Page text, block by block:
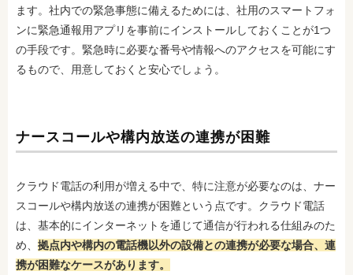
ます。社内での緊急事態に備えるためには、社用のスマートフォ
ンに緊急通報用アプリを事前にインストールしておくことが1つ
の手段です。緊急時に必要な番号や情報へのアクセスを可能にす
るもので、用意しておくと安心でしょう。
ナースコールや構内放送の連携が困難
クラウド電話の利用が増える中で、特に注意が必要なのは、ナー
スコールや構内放送の連携が困難という点です。クラウド電話
は、基本的にインターネットを通じて通信が行われる仕組みのた
め、 拠点内や構内の電話機以外の設備との連携が必要な場合、連
携が困難なケースがあります。